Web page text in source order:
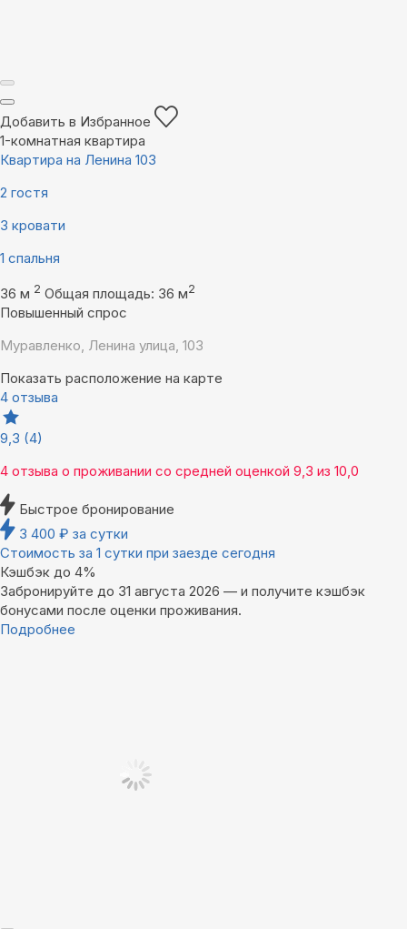
Добавить в Избранное
1-комнатная квартира
Квартира на Ленина 103
2 гостя
3 кровати
1 спальня
36 м 2 Общая площадь: 36 м2
Повышенный спрос
Муравленко, Ленина улица, 103
Показать расположение на карте
4 отзыва
9,3 (4)
4 отзыва о проживании со средней оценкой 9,3 из 10,0
Быстрое бронирование
3 400 ₽ за сутки
Стоимость за 1 сутки при заезде сегодня
Кэшбэк до 4%
Забронируйте до 31 августа 2026 — и получите кэшбэк
бонусами после оценки проживания.
Подробнее